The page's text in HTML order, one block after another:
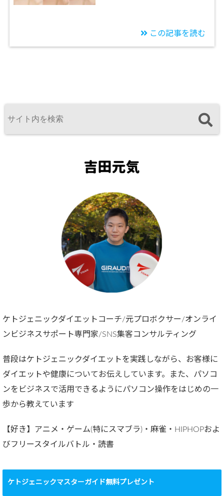
この記事を読む
ケトジェニックダイエットコーチ/元プロボクサー/オンライ
ンビジネスサポート専門家/SNS集客コンサルティング
普段はケトジェニックダイエットを実践しながら、お客様に
ダイエットや健康についてお伝えしています。また、パソコ
ンをビジネスで活用できるようにパソコン操作をはじめの一
歩から教えています
【好き】アニメ・ゲーム(特にスマブラ)・麻雀・HIPHOPおよ
びフリースタイルバトル・読書
ケトジェニックマスターガイド無料プレゼント